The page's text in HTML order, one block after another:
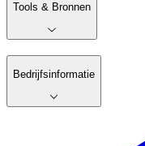
Tools & Bronnen
Bedrijfsinformatie